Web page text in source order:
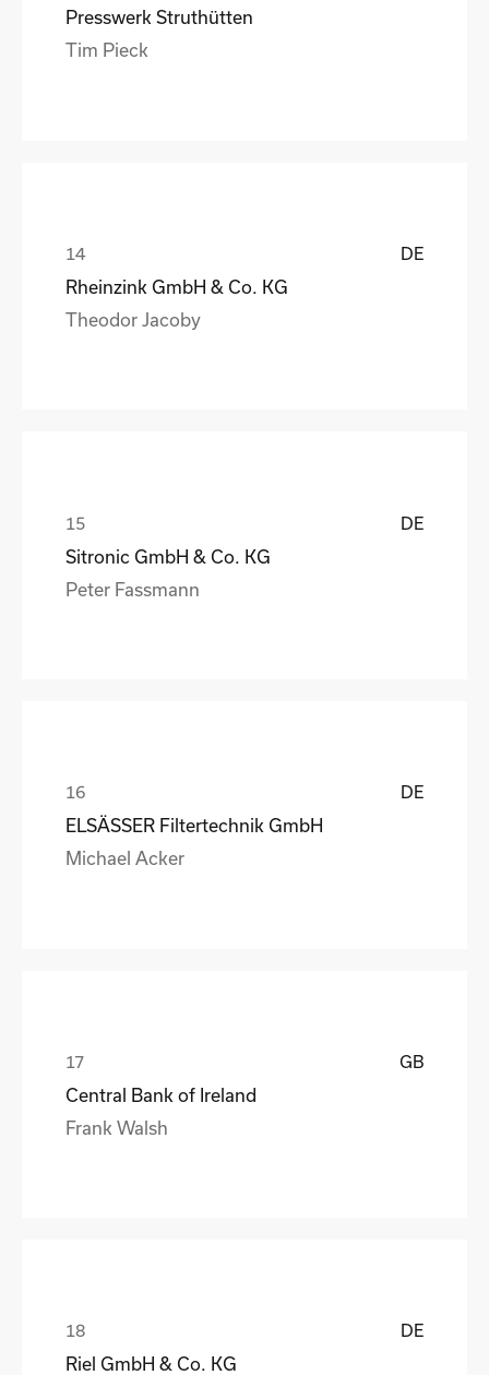
Presswerk Struthütten
Tim Pieck
DE
Rheinzink GmbH & Co. KG
Theodor Jacoby
DE
Sitronic GmbH & Co. KG
Peter Fassmann
DE
ELSÄSSER Filtertechnik GmbH
Michael Acker
GB
Central Bank of Ireland
Frank Walsh
DE
Riel GmbH & Co. KG